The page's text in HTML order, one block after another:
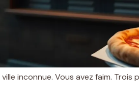
inconnue. Vous avez faim.